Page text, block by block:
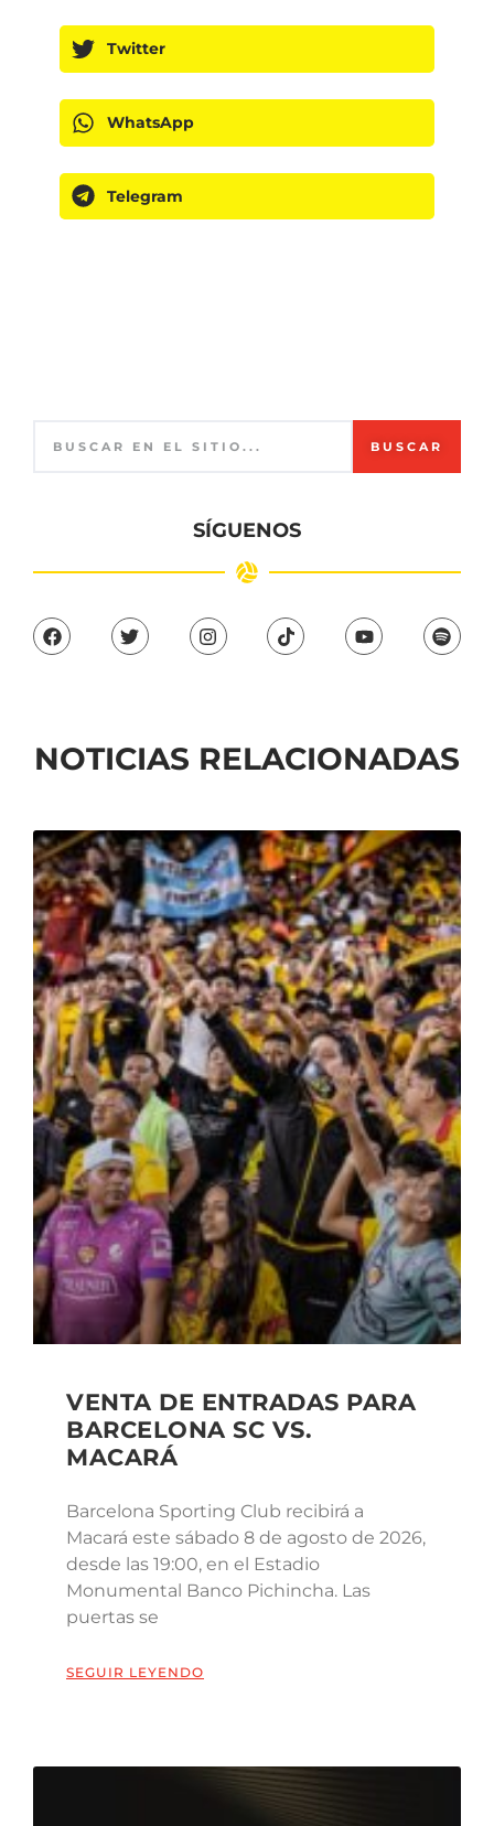
Twitter
WhatsApp
Telegram
BUSCAR
SÍGUENOS
NOTICIAS RELACIONADAS
VENTA DE ENTRADAS PARA
BARCELONA SC VS.
MACARÁ
Barcelona Sporting Club recibirá a
Macará este sábado 8 de agosto de 2026,
desde las 19:00, en el Estadio
Monumental Banco Pichincha. Las
puertas se
SEGUIR LEYENDO